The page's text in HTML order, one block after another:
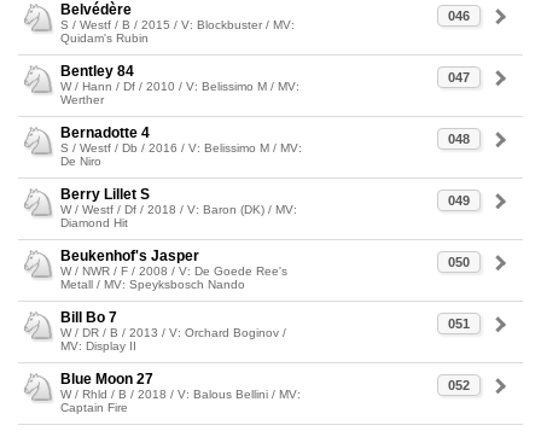
046
Belvédère
S / Westf / B / 2015 / V: Blockbuster / MV:
Quidam's Rubin
047
Bentley 84
W / Hann / Df / 2010 / V: Belissimo M / MV:
Werther
048
Bernadotte 4
S / Westf / Db / 2016 / V: Belissimo M / MV:
De Niro
049
Berry Lillet S
W / Westf / Df / 2018 / V: Baron (DK) / MV:
Diamond Hit
050
Beukenhof's Jasper
W / NWR / F / 2008 / V: De Goede Ree's
Metall / MV: Speyksbosch Nando
051
Bill Bo 7
W / DR / B / 2013 / V: Orchard Boginov /
MV: Display II
052
Blue Moon 27
W / Rhld / B / 2018 / V: Balous Bellini / MV:
Captain Fire